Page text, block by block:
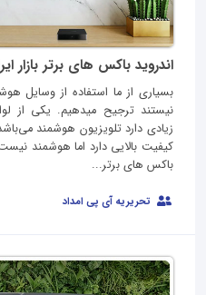
اندروید باکس های برتر بازار
بسیاری از ما استفاده از وسایل
نیستند ترجیح میدهیم. یکی از
زیادی دارد تلویزیون هوشمند
کیفیت بالایی دارد اما هوشمند
باکس های برتر...
تحریریه آی پی امداد